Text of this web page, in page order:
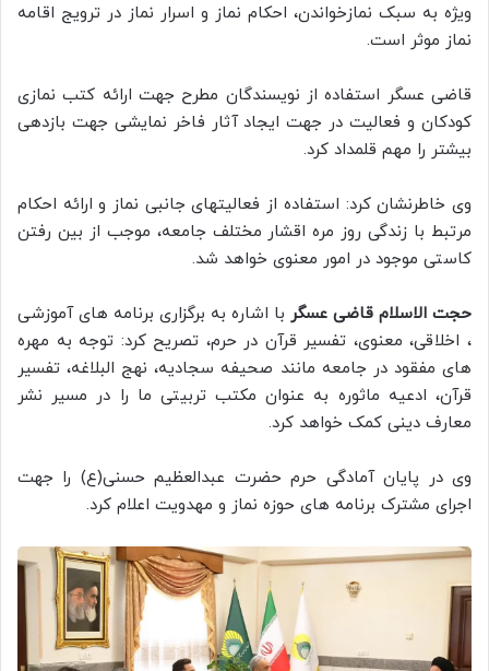
ویژه به سبک نمازخواندن، احکام نماز و اسرار نماز در ترویج اقامه
نماز موثر است.
قاضی عسگر استفاده از نویسندگان مطرح جهت ارائه کتب نمازی
کودکان و فعالیت در جهت ایجاد آثار فاخر نمایشی جهت بازدهی
بیشتر را مهم قلمداد کرد.
وی خاطرنشان کرد: استفاده از فعالیتهای جانبی نماز و ارائه احکام
مرتبط با زندگی روز مره اقشار مختلف جامعه، موجب از بین رفتن
کاستی موجود در امور معنوی خواهد شد.
حجت الاسلام قاضی عسگر با اشاره به برگزاری برنامه های آموزشی
، اخلاقی، معنوی، تفسیر قرآن در حرم، تصریح کرد: توجه به مهره
های مفقود در جامعه مانند صحیفه سجادیه، نهج البلاغه، تفسیر
قرآن، ادعیه ماثوره به عنوان مکتب تربیتی ما را در مسیر نشر
معارف دینی کمک خواهد کرد.
وی در پایان آمادگی حرم حضرت عبدالعظیم حسنی(ع) را جهت
اجرای مشترک برنامه های حوزه نماز و مهدویت اعلام کرد.